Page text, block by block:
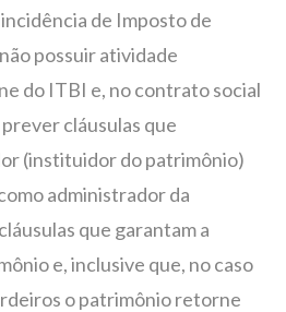
de Imposto de
possuir atividade
do ITBI e, no contrato social
cláusulas que
(instituidor do patrimônio)
administrador da
que garantam a
e, inclusive que, no caso
o patrimônio retorne